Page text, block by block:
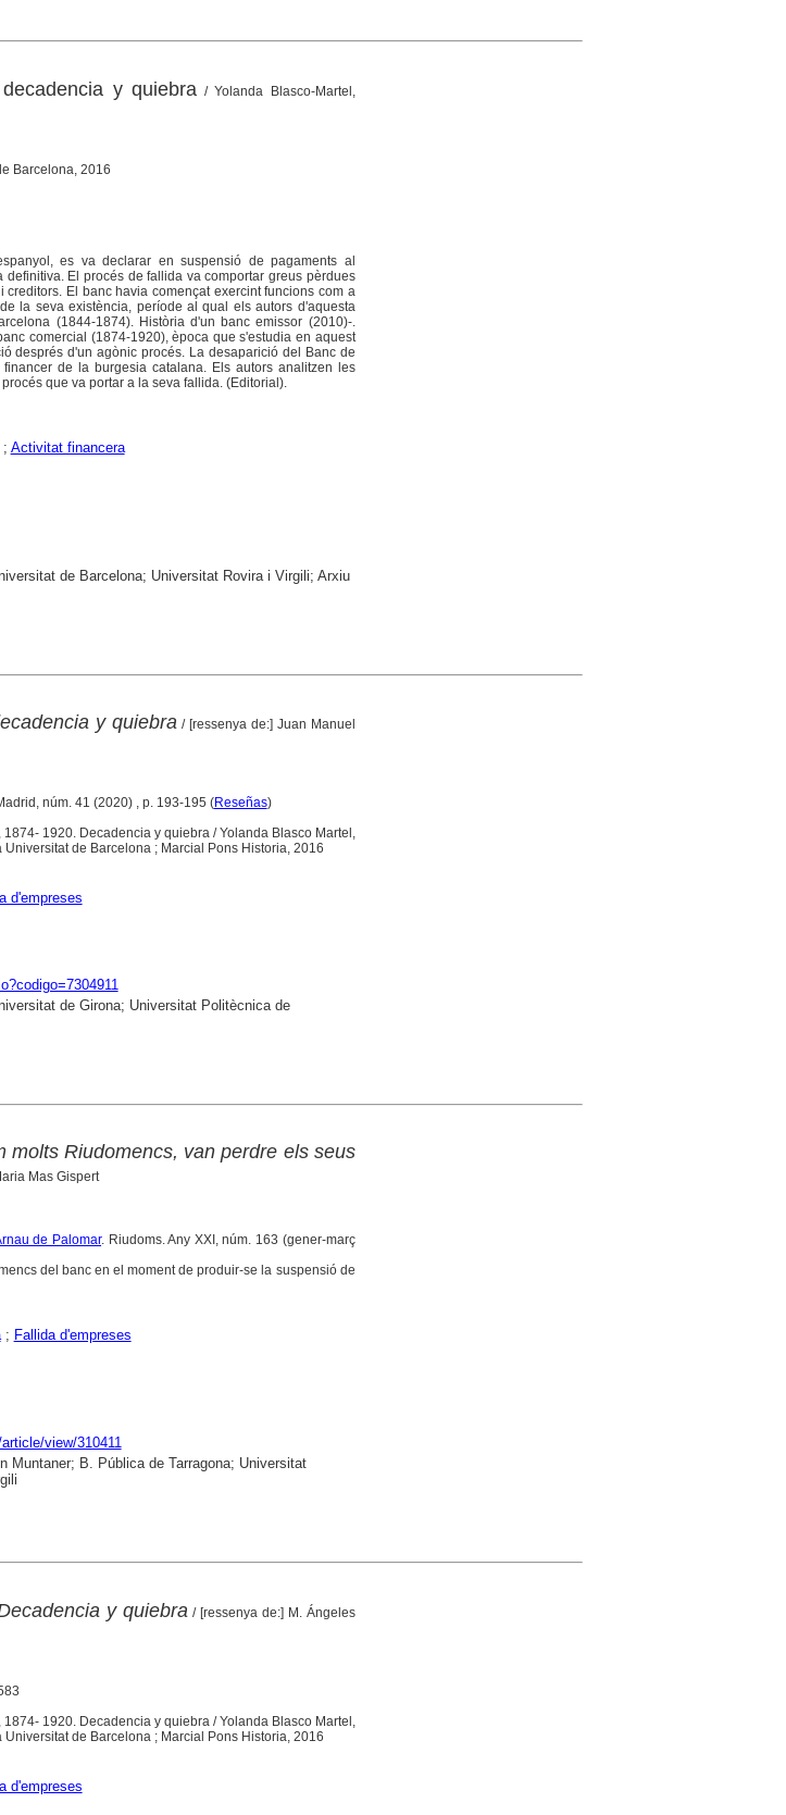
y quiebra / Yolanda Blasco-Martel,
Barcelona, 2016
es va declarar en suspensió de pagaments al
El procés de fallida va comportar greus pèrdues
El banc havia començat exercint funcions com a
la seva existència, període al qual els autors d'aquesta
(1844-1874). Història d'un banc emissor (2010)-.
comercial (1874-1920), època que s'estudia en aquest
després d'un agònic procés. La desaparició del Banc de
de la burgesia catalana. Els autors analitzen les
que va portar a la seva fallida. (Editorial).
; Activitat financera
de Barcelona; Universitat Rovira i Virgili; Arxiu
y quiebra / [ressenya de:] Juan Manuel
núm. 41 (2020) , p. 193-195 (Reseñas)
1920. Decadencia y quiebra / Yolanda Blasco Martel,
de Barcelona ; Marcial Pons Historia, 2016
d'empreses
de Girona; Universitat Politècnica de
molts Riudomencs, van perdre els seus
Mas Gispert
de Palomar. Riudoms. Any XXI, núm. 163 (gener-març
del banc en el moment de produir-se la suspensió de
; Fallida d'empreses
view/310411
Muntaner; B. Pública de Tarragona; Universitat
y quiebra / [ressenya de:] M. Ángeles
1920. Decadencia y quiebra / Yolanda Blasco Martel,
de Barcelona ; Marcial Pons Historia, 2016
d'empreses